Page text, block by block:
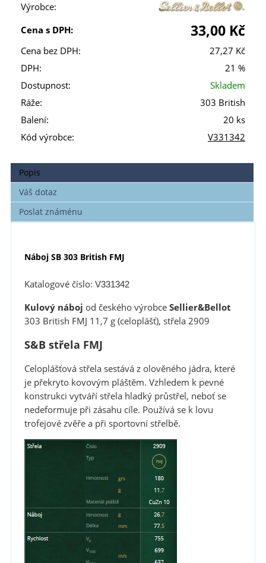
Výrobce:
Cena s DPH:
33,00 Kč
Cena bez DPH:
27,27 Kč
DPH:
21 %
Dostupnost:
Skladem
Ráže:
303 British
Balení:
20 ks
Kód výrobce:
V331342
Popis
Váš dotaz
Poslat známénu
Náboj SB 303 British FMJ
Katalogové číslo: V331342
Kulový náboj od českého výrobceSellier&Bellot
303 British FMJ 11,7 g (celoplášť), střela 2909
S&B střela FMJ
Celoplášťová střela sestává z olověného jádra, které
je překryto kovovým pláštěm. Vzhledem k pevné
konstrukci vytváří střela hladký průstřel, neboť se
nedeformuje při zásahu cíle. Používá se k lovu
trofejové zvěře a při sportovní střelbě.